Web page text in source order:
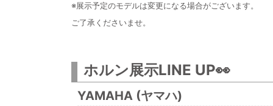
※展示予定のモデルは変更になる場合がございます。
ご了承くださいませ。
ホルン展示LINE UP👀
YAMAHA (ヤマハ)